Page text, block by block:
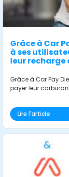
Grâce à Car
à ses
leur recharge
Grâce à Car Pay
payer leur
Lire l'article